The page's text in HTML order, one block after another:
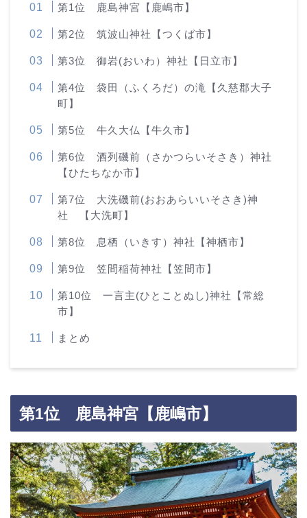
第1位 鹿島神宮【鹿嶋市】
第2位 筑波山神社【つくば市】
第3位 御岩(おいわ）神社【日立市】
第4位 袋田（ふくろだ）の滝【久慈郡大子
町】
第5位 牛久大仏【牛久市】
第6位 酒列磯前（さかつらいそさき）神社
【ひたちなか市】
第7位 大洗磯前(おおあらいいそさき)神
社 【大洗町】
第8位 息栖（いきす）神社【神栖市】
第9位 笠間稲荷神社【笠間市】
第10位 一言主(ひとことぬし)神社【常総
市】
まとめ
第1位 鹿島神宮【鹿嶋市】